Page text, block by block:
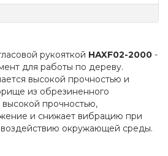
рукояткой HAXF02-2000 -
для работы по дереву.
высокой прочностью и
из обрезиненного
прочностью,
и снижает вибрацию при
воздействию окружающей среды.